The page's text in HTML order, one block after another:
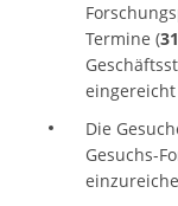
Termine (
Die
Gesuchs-